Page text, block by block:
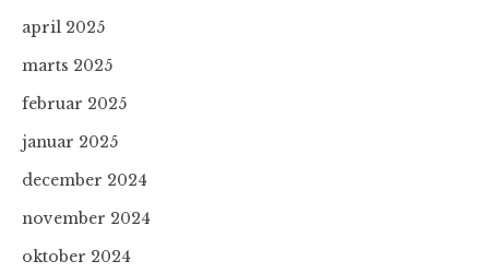
april 2025
marts 2025
februar 2025
januar 2025
december 2024
november 2024
oktober 2024